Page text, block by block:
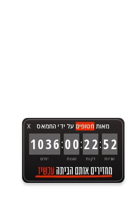
X מאותחטופים על ידי החמאס
1036
ימים
:00
שעות
:22
דקות
:52
שניות